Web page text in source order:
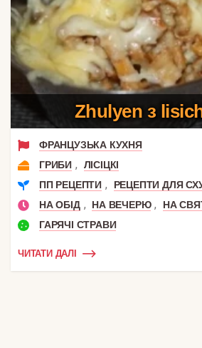
Zhulyen з
ФРАНЦУЗЬКА КУХНЯ
ГРИБИ ,
ЛІСІЦКІ
ПП РЕЦЕПТИ ,
РЕЦЕПТИ ДЛЯ
НА ОБІД , НА ВЕЧЕРЮ ,
НА
ГАРЯЧІ СТРАВИ
ЧИТАТИ ДАЛІ